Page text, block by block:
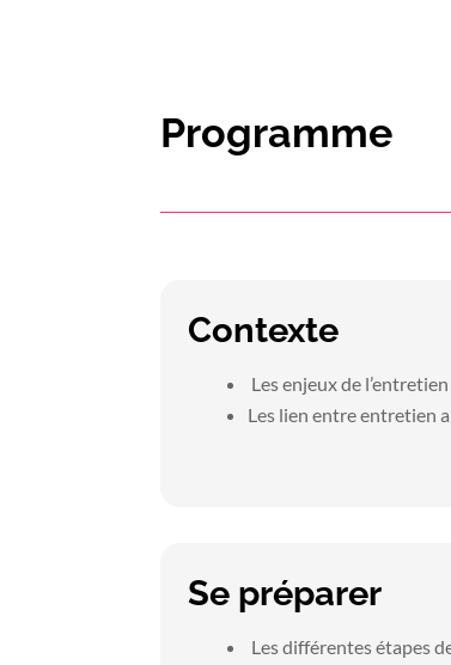
Programme
Contexte
Les enjeux de
Les lien entre entretien
Se préparer
Les différentes étapes